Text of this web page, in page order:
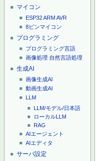
マイコン
ESP32ARMAVR
8ピンマイコン
プログラミング
プログラミング言語
画像処理 自然言語処理
生成AI
画像生成AI
動画生成AI
LLM
LLM/モデル/日本語
ローカルLLM
RAG
AIエージェント
AIエディタ
サーバ設定